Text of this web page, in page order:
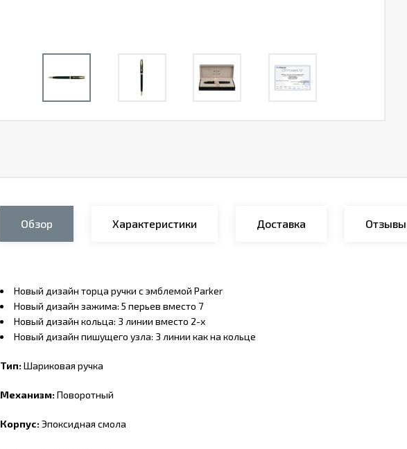
Обзор Характеристики Доставка Отзывы
Новый дизайн торца ручки с эмблемой Parker
Новый дизайн зажима: 5 перьев вместо 7
Новый дизайн кольца: 3 линии вместо 2-х
Новый дизайн пишущего узла: 3 линии как на кольце
Тип:Шариковая ручка
Механизм:Поворотный
Корпус:Эпоксидная смола